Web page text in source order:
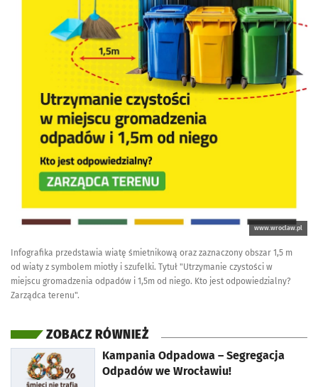
www.wroclaw.pl
Infografika przedstawia wiatę śmietnikową oraz zaznaczony obszar 1,5 m
od wiaty z symbolem miotły i szufelki. Tytuł "Utrzymanie czystości w
miejscu gromadzenia odpadów i 1,5m od niego. Kto jest odpowiedzialny?
Zarządca terenu".
ZOBACZ RÓWNIEŻ
Kampania Odpadowa – Segregacja
Odpadów we Wrocławiu!
otworzy się w nowej karcie